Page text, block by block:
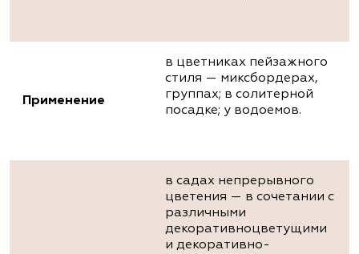
Применение
в цветниках пейзажного
стиля — миксбордерах,
группах; в солитерной
посадке; у водоемов.
в садах непрерывного
цветения — в сочетании с
различными
декоративноцветущими
и декоративно-